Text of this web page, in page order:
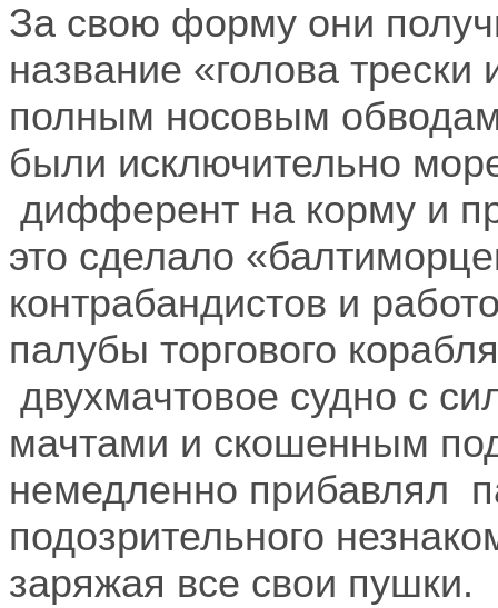
За свою форму они
название «голова
полным носовым
были исключительно
дифферент на корму и
это сделало
контрабандистов и
палубы торгового
двухмачтовое судно с
мачтами и скошенным
немедленно прибавлял
подозрительного
заряжая все свои пушки.